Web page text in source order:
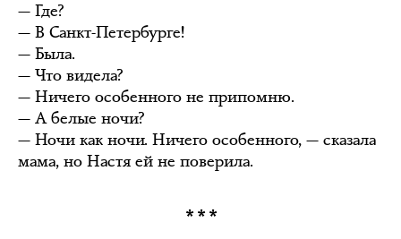
— Где?
— В Санкт-Петербурге!
— Была.
— Что видела?
— Ничего особенного не припомню.
— А белые ночи?
— Ночи как ночи. Ничего особенного, — сказала
мама, но Настя ей не поверила.
***